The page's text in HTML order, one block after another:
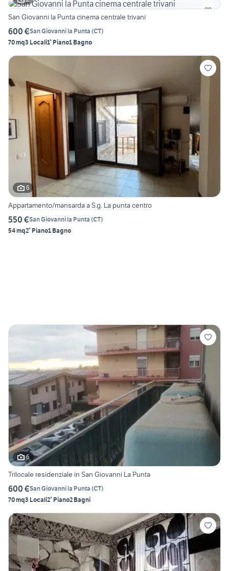
San Giovanni la Punta cinema centrale trivani
600 €San Giovanni la Punta (CT)
70 mq3 Locali1° Piano1 Bagno
6
Appartamento/mansarda a S.g. La punta centro
550 €San Giovanni la Punta (CT)
54 mq2° Piano1 Bagno
6
Trilocale residenziale in San Giovanni La Punta
600 €San Giovanni la Punta (CT)
70 mq3 Locali2° Piano2 Bagni